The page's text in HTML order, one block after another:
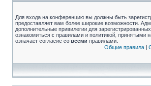
Для входа на конференцию вы должны быть
предоставляет вам более широкие возможности.
дополнительные привилегии для
ознакомиться с правилами и политикой,
означает согласие со всеми правилами.
Общие правила|